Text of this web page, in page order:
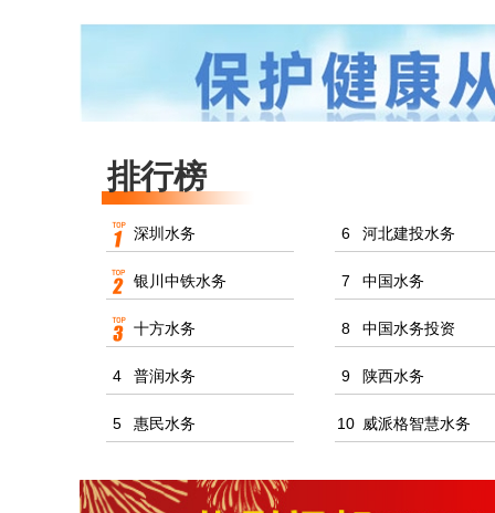
排行榜
深圳水务
银川中铁水务
十方水务
4 普润水务
5 惠民水务
6 河北建投水务
7 中国水务
8 中国水务投资
9 陕西水务
10 威派格智慧水务